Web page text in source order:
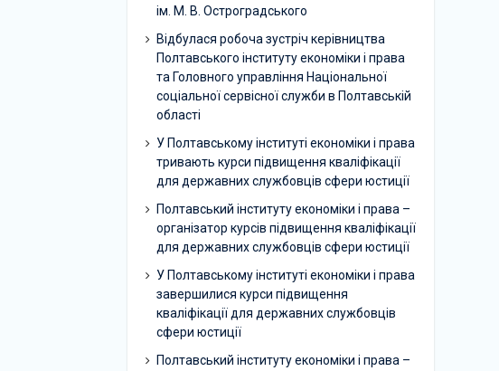
ім. М. В. Остроградського
Відбулася робоча зустріч керівництва
Полтавського інституту економіки і права
та Головного управління Національної
соціальної сервісної служби в Полтавській
області
У Полтавському інституті економіки і права
тривають курси підвищення кваліфікації
для державних службовців сфери юстиції
Полтавський інституту економіки і права –
організатор курсів підвищення кваліфікації
для державних службовців сфери юстиції
У Полтавському інституті економіки і права
завершилися курси підвищення
кваліфікації для державних службовців
сфери юстиції
Полтавський інституту економіки і права –